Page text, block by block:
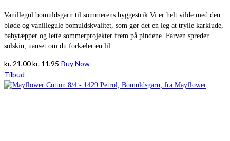
Vanillegul bomuldsgarn til sommerens hyggestrik Vi er helt vilde med den
bløde og vanillegule bomuldskvalitet, som gør det en leg at trylle karklude,
babytæpper og lette sommerprojekter frem på pindene. Farven spreder
solskin, uanset om du forkæler en lil
kr.21,00Den
pris
kr. 11,95 Den
pris
Buy Now
Tilbud